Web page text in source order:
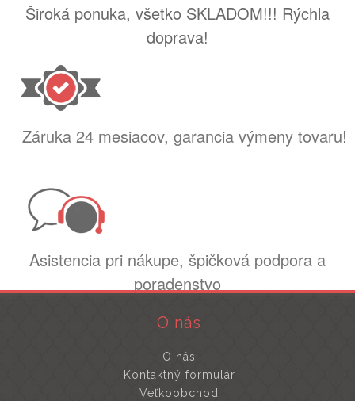
Široká ponuka, všetko SKLADOM!!! Rýchla
doprava!
Záruka 24 mesiacov, garancia výmeny tovaru!
Asistencia pri nákupe, špičková podpora a
poradenstvo
O nás
O nás
Kontaktný formulár
Veľkoobchod